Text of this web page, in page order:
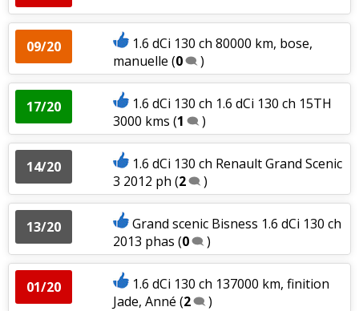
09/20
1.6 dCi 130 ch 80000 km, bose,
manuelle (0 )
17/20
1.6 dCi 130 ch 1.6 dCi 130 ch 15TH
3000 kms (1 )
14/20
1.6 dCi 130 ch Renault Grand Scenic
3 2012 ph (2 )
13/20
Grand scenic Bisness 1.6 dCi 130 ch
2013 phas (0 )
01/20
1.6 dCi 130 ch 137000 km, finition
Jade, Anné (2 )